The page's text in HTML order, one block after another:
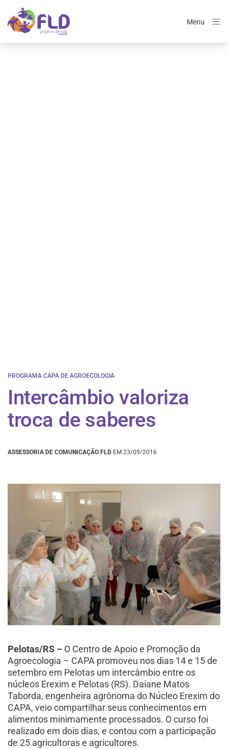
Menu
PROGRAMA CAPA DE AGROECOLOGIA
​Intercâmbio valoriza
troca de saberes
ASSESSORIA DE COMUNICAÇÃO FLD EM 23/09/2016
Pelotas/RS – O Centro de Apoio e Promoção da
Agroecologia – CAPA promoveu nos dias 14 e 15 de
setembro em Pelotas um intercâmbio entre os
núcleos Erexim e Pelotas (RS). Daiane Matos
Taborda, engenheira agrônoma do Núcleo Erexim do
CAPA, veio compartilhar seus conhecimentos em
alimentos minimamente processados. O curso foi
realizado em dois dias, e contou com a participação
de 25 agricultoras e agricultores.